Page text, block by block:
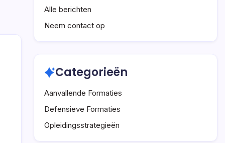
Alle berichten
Neem contact op
Categorieën
Aanvallende Formaties
Defensieve Formaties
Opleidingsstrategieën